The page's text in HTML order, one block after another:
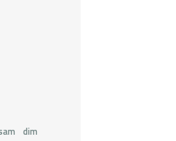
dim